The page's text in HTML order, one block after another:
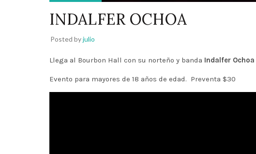
INDALFER OCHOA
Posted byjulio
Llega al Bourbon Hall con su norteño y banda Indalfer Ochoa
Evento para mayores de 18 años de edad. Preventa $30